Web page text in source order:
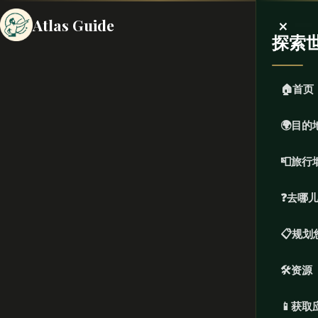
Atlas Guide ×
探索
🏠首页
🌍目的
📮旅行
❓去哪
📋规划
🛠️资源
📱 获取